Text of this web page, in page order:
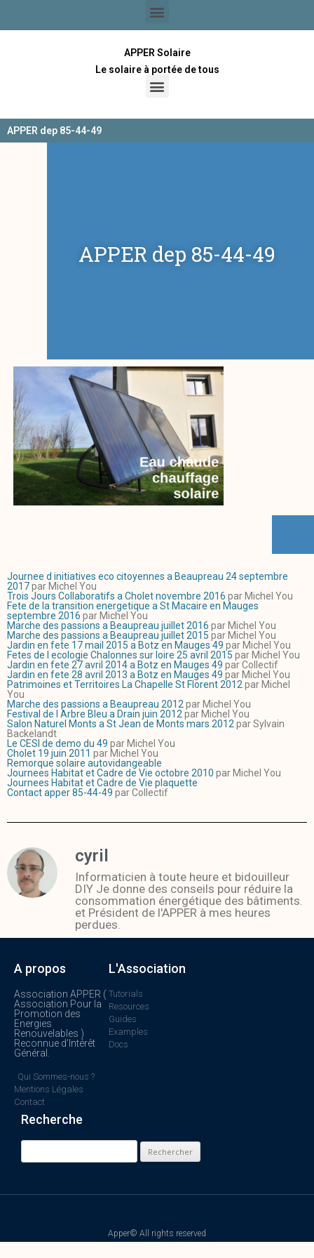
APPER Solaire
Le solaire à portée de tous
APPER dep 85-44-49
APPER dep 85-44-49
Journee d initiatives eco citoyennes a Beaupreau 24 septembre
2017par Michel You
Trois Jours Collaboratifs a Cholet novembre 2016 par Michel You
Fete de la transition energetique a St Macaire en Mauges
septembre 2016 par Michel You
Marche des passions a Beaupreau juillet 2016 par Michel You
Marche des passions a Beaupreau juillet 2015 par Michel You
Jardin en fete 17 mail 2015 a Botz en Mauges 49 par Michel You
Fetes de l ecologie Chalonnes sur loire 25 avril 2015 par Michel You
Jardin en fete 27 avril 2014 a Botz en Mauges 49 par Collectif
Jardin en fete 28 avril 2013 a Botz en Mauges 49 par Michel You
Patrimoines et Territoires La Chapelle St Florent 2012 par Michel
You
Marche des passions a Beaupreau 2012 par Michel You
Festival de l Arbre Bleu a Drain juin 2012 par Michel You
Salon Naturel Monts a St Jean de Monts mars 2012 par Sylvain
Backelandt
Le CESI de demo du 49 par Michel You
Cholet 19 juin 2011 par Michel You
Remorque solaire autovidangeable
Journees Habitat et Cadre de Vie octobre 2010 par Michel You
Journees Habitat et Cadre de Vie plaquette
Contact apper 85-44-49 par Collectif
cyril
Informaticien à toute heure et bidouilleur
DIY Je donne des conseils pour réduire la
consommation énergétique des bâtiments.
et Président de l'APPER à mes heures
perdues.
A propos
Association APPER (
Association Pour la
Promotion des
Energies
Renouvelables )
Reconnue d’Intérêt
Général.
Qui Sommes-nous ?
Mentions Légales
Contact
L'Association
Tutorials
Resources
Guides
Examples
Docs
Recherche
Apper© All rights reserved